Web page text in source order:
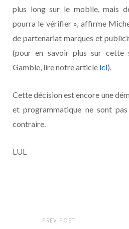
plus long sur le mobile, mais
pourra le vérifier », affirme
de partenariat marques et
(pour en savoir plus sur cette
Gamble, lire notre article ici).
Cette décision est encore une
et programmatique ne sont
contraire.
LUL
PREV POST